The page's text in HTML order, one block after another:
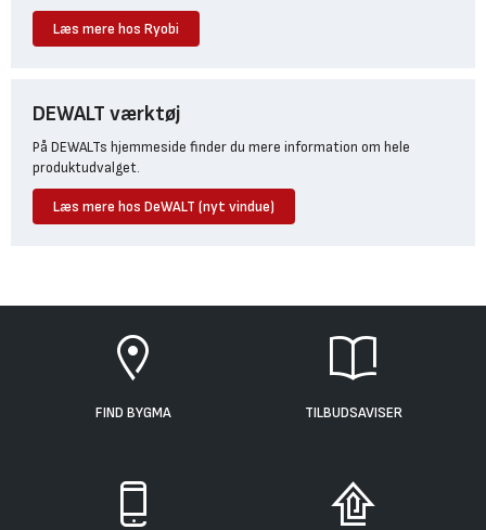
Læs mere hos Ryobi
DEWALT værktøj
På DEWALTs hjemmeside finder du mere information om hele
produktudvalget.
Læs mere hos DeWALT (nyt vindue)
FIND BYGMA TILBUDSAVISER